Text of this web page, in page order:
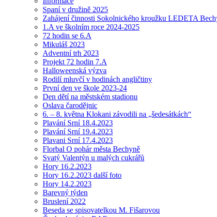
Spaní v družině 2025
Zahájení činnosti Sokolnického kroužku LEDETA
1.A ve školním roce 2024-2025
72 hodin se 6.A
Mikuláš 2023
Adventní trh 2023
Projekt 72 hodin 7.A
Halloweenská výzva
Rodilí mluvčí v hodinách angličtiny
První den ve škole 2023-24
Den dětí na městském stadionu
Oslava čarodějnic
6. – 8. května Klokani závodili na „šedesátkách“
Plavání Srní 18.4.2023
Plavání Srní 19.4.2023
Plavani Srní 17.4.2023
Florbal O pohár města Bechyně
Svatý Valentýn u malých cukrářů
Hory 16.2.2023
Hory 16.2.2023 další foto
Hory 14.2.2023
Barevný týden
Bruslení 2022
Beseda se spisovatelkou M. Fišarovou